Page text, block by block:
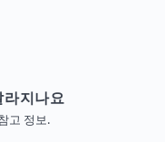
지나요
고 정보.